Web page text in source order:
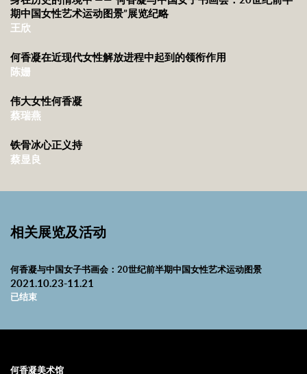
期中国女性艺术运动图景”展览纪略
王欣
何香凝在近现代女性解放进程中起到的领衔作用
陈姗
伟大女性何香凝
蔡瑞燕
铁骨冰心正义持
蔡显良
相关展览及活动
何香凝与中国女子书画会：20世纪前半期中国女性艺术运动图景
2021.10.23-11.21
已结束
何香凝美术馆